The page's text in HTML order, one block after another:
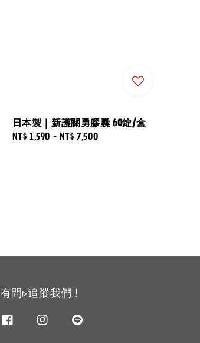
日本製｜新護關勇膠囊 60錠/盒
Regular
NT$ 1,590 - NT$ 7,500
有間▹追蹤我們 !